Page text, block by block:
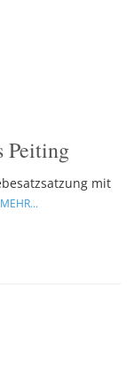
Peiting
mit
MEHR...